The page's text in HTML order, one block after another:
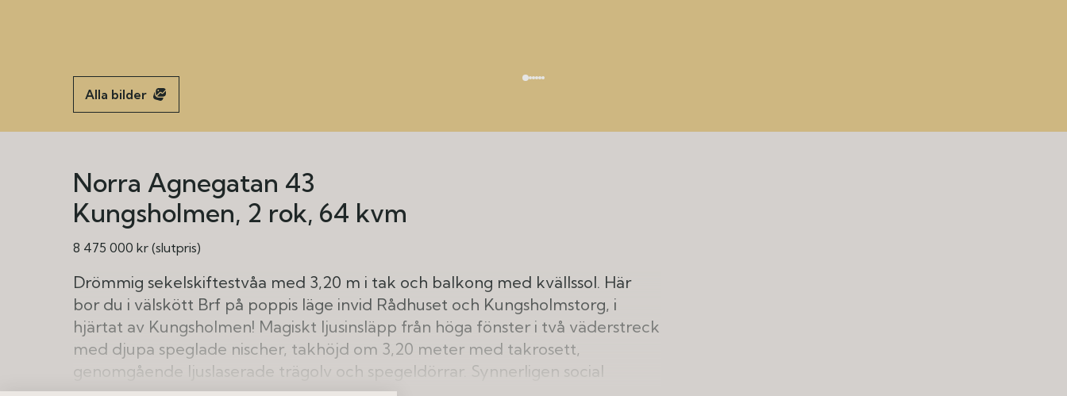
Alla bilder
Norra Agnegatan 43
Kungsholmen 2 rok 64 kvm
8 475 000 kr (slutpris)
Drömmig sekelskiftestvåa med 3,20 m i tak och balkong med kvällssol. Här
bor du i välskött Brf på poppis läge invid Rådhuset och Kungsholmstorg, i
hjärtat av Kungsholmen! Magiskt ljusinsläpp från höga fönster i två väderstreck
med djupa speglade nischer, takhöjd om 3,20 meter med takrosett,
genomgående ljuslaserade trägolv och spegeldörrar. Synnerligen social